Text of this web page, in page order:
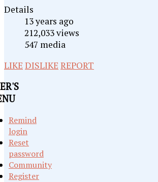
Details
13 years ago
212,033 views
547 media
LIKE DISLIKE REPORT
Remind
login
Reset
password
Community
Register